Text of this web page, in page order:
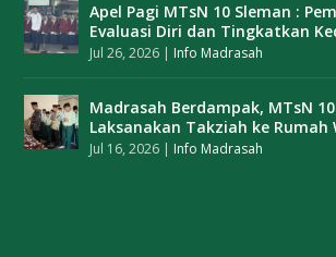
Apel Pagi MTsN 10 Sleman :
Evaluasi Diri dan Tingkatkan
Jul 26, 2026 | Info Madrasah
Madrasah Berdampak, MTsN
Laksanakan Takziah ke Rumah
Jul 16, 2026 | Info Madrasah